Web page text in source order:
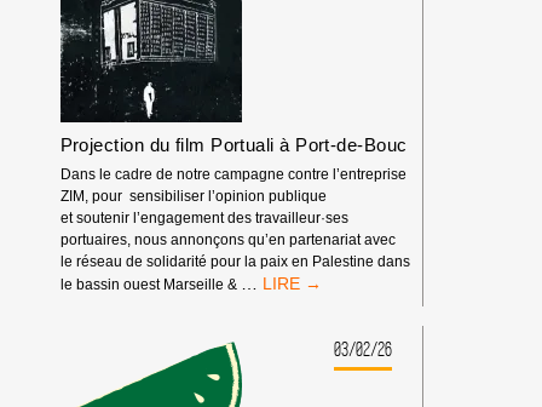
Projection du film Portuali à Port-de-Bouc
Dans le cadre de notre campagne contre l’entreprise
ZIM, pour sensibiliser l’opinion publique
et soutenir l’engagement des travailleur·ses
portuaires, nous annonçons qu’en partenariat avec
le réseau de solidarité pour la paix en Palestine dans
le bassin ouest Marseille &
PROJECTION
PORTUALI03/02/26